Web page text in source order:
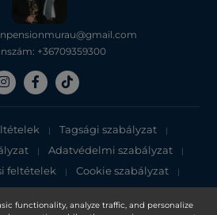
functionality, analyze traffic, and personalize
+36709359300
| Tagsági szabályzat |
| Adatvédelmi szabályzat |
feltételek | Cookie szabályzat |
tájékoztató